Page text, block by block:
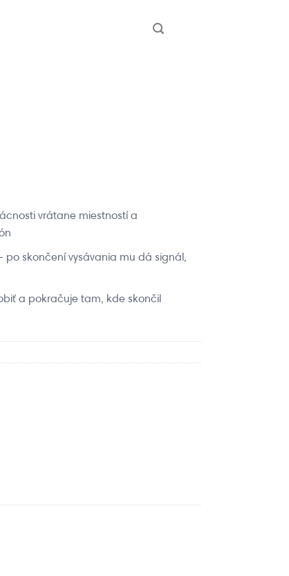
vrátane miestností a
skončení vysávania mu dá signál,
a pokračuje tam, kde skončil